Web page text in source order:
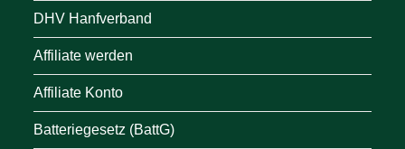
DHV Hanfverband
Affiliate werden
Affiliate Konto
Batteriegesetz (BattG)